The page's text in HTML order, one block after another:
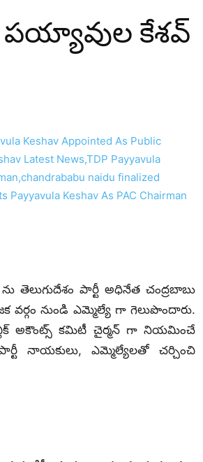
పయ్యావుల కేశవ్
తెలుగుదేశం పార్టీ అధినేత చంద్రబాబు
నుండి ఎమ్మెల్యే గా గెలుపొందారు.
అకౌంట్స్ కమిటీ చైర్మన్ గా నియమించే
నాయకులు, ఎమ్మెల్యేలతో చర్చించి